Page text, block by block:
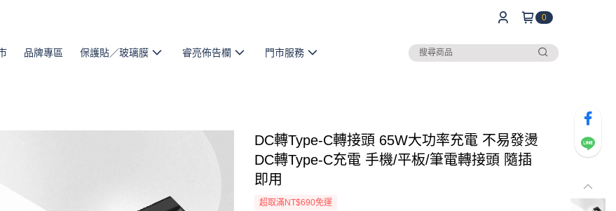
0
品牌專區 保護貼／玻璃膜 睿亮佈告欄 門市服務
DC轉Type-C轉接頭 65W大功率充電 不易發燙
DC轉Type-C充電 手機/平板/筆電轉接頭 隨插
即用
超取滿NT$690免運